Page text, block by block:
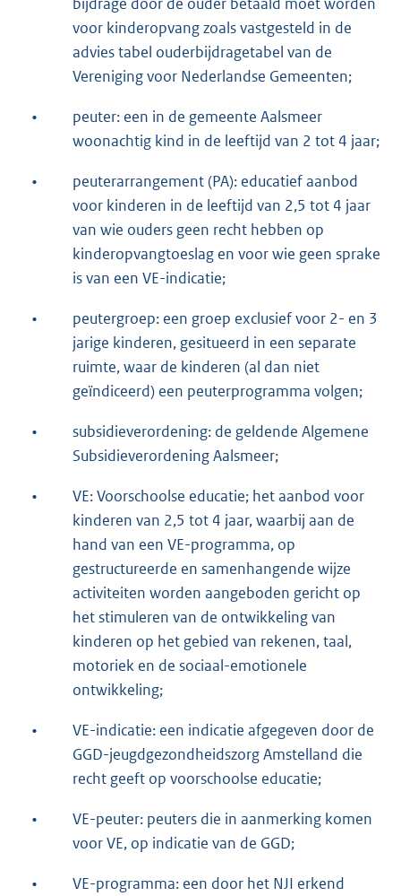
voor kinderopvang zoals vastgesteld in de
advies tabel ouderbijdragetabel van de
Vereniging voor Nederlandse Gemeenten;
•
peuter: een in de gemeente Aalsmeer
woonachtig kind in de leeftijd van 2 tot 4 jaar;
•
peuterarrangement (PA): educatief aanbod
voor kinderen in de leeftijd van 2,5 tot 4 jaar
van wie ouders geen recht hebben op
kinderopvangtoeslag en voor wie geen sprake
is van een VE-indicatie;
•
peutergroep: een groep exclusief voor 2- en 3
jarige kinderen, gesitueerd in een separate
ruimte, waar de kinderen (al dan niet
geïndiceerd) een peuterprogramma volgen;
•
subsidieverordening: de geldende Algemene
Subsidieverordening Aalsmeer;
•
VE: Voorschoolse educatie; het aanbod voor
kinderen van 2,5 tot 4 jaar, waarbij aan de
hand van een VE-programma, op
gestructureerde en samenhangende wijze
activiteiten worden aangeboden gericht op
het stimuleren van de ontwikkeling van
kinderen op het gebied van rekenen, taal,
motoriek en de sociaal-emotionele
ontwikkeling;
•
VE-indicatie: een indicatie afgegeven door de
GGD-jeugdgezondheidszorg Amstelland die
recht geeft op voorschoolse educatie;
•
VE-peuter: peuters die in aanmerking komen
voor VE, op indicatie van de GGD;
•
VE-programma: een door het NJI erkend